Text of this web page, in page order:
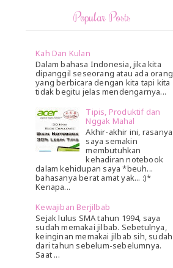
Popular Posts
Kah Dan Kulan
Dalam bahasa Indonesia, jika kita
dipanggil seseorang atau ada orang
yang berbicara dengan kita tapi kita
tidak begitu jelas mendengarnya...
Tipis, Produktif dan
Nggak Mahal
Akhir-akhir ini, rasanya
saya semakin
membutuhkan
kehadiran notebook
dalam kehidupan saya *beuh...
bahasanya berat amat yak... :)*
Kenapa...
Kewajiban Berjilbab
Sejak lulus SMA tahun 1994, saya
sudah memakai jilbab. Sebetulnya,
keinginan memakai jilbab sih, sudah
dari tahun sebelum-sebelumnya.
Saat ...